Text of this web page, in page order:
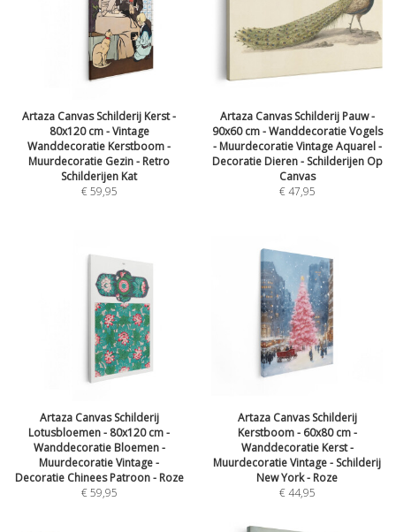
Artaza Canvas Schilderij Kerst -
80x120 cm - Vintage
Wanddecoratie Kerstboom -
Muurdecoratie Gezin - Retro
Schilderijen Kat
€59,95
Artaza Canvas Schilderij Pauw -
90x60 cm - Wanddecoratie Vogels
- Muurdecoratie Vintage Aquarel -
Decoratie Dieren - Schilderijen Op
Canvas
€47,95
Artaza Canvas Schilderij
Lotusbloemen - 80x120 cm -
Wanddecoratie Bloemen -
Muurdecoratie Vintage -
Decoratie Chinees Patroon - Roze
€59,95
Artaza Canvas Schilderij
Kerstboom - 60x80 cm -
Wanddecoratie Kerst -
Muurdecoratie Vintage - Schilderij
New York - Roze
€44,95